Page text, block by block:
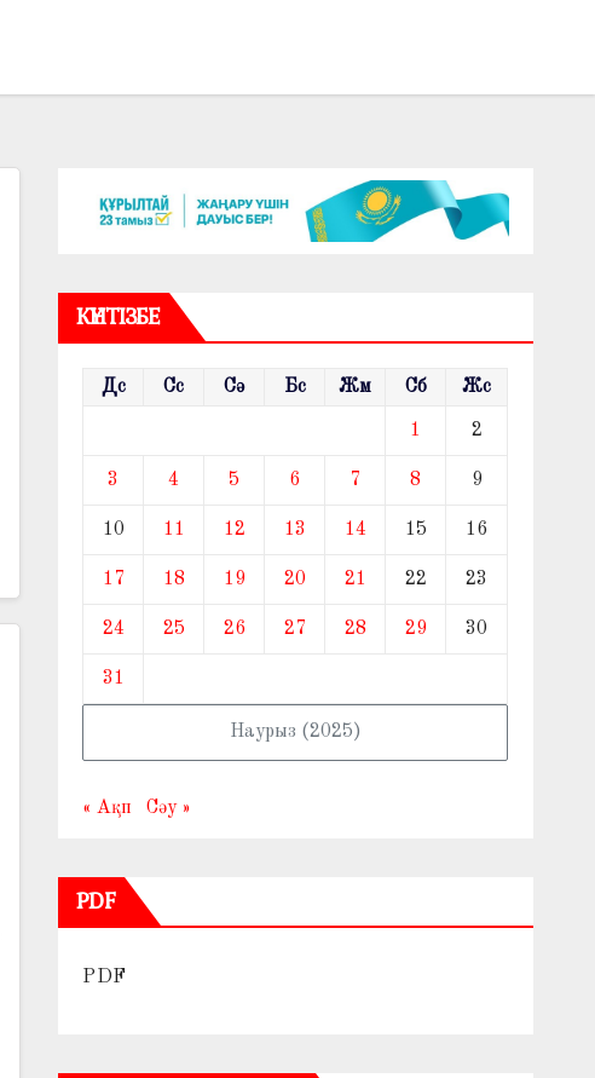
КҮНТІЗБЕ
Наурыз (2025)
Дс Сс Сә Бс Жм Сб Жс
1 2
3 4 5 6 7 8 9
10 11 12 13 14 15 16
17 18 19 20 21 22 23
24 25 26 27 28 29 30
31
« Ақп Сәу »
PDF
PDF